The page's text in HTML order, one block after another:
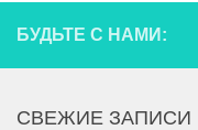
БУДЬТЕ С НАМИ:
СВЕЖИЕ ЗАПИСИ